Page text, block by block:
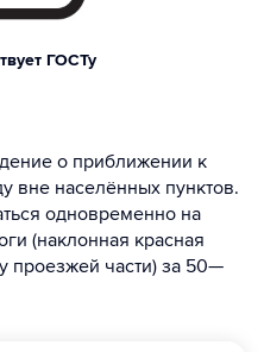
ГОСТу
о приближении к
вне населённых пунктов.
одновременно на
(наклонная красная
проезжей части) за 50—